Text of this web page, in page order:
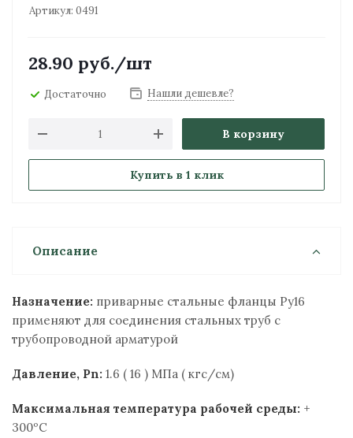
Артикул: 0491
28.90 руб./шт
Достаточно Нашли дешевле?
В корзину
Купить в 1 клик
Описание
Назначение: приварные стальные фланцы Ру16
применяют для соединения стальных труб с
трубопроводной арматурой
Давление, Pn: 1.6 ( 16 ) МПа ( кгс/см)
Максимальная температура рабочей среды: +
300ºС